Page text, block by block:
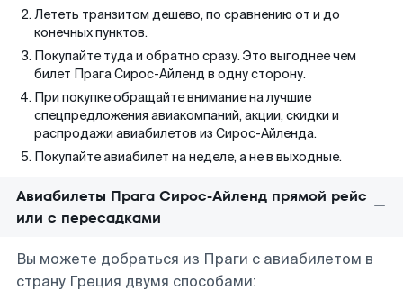
Лететь транзитом дешево, по сравнению от и до
конечных пунктов.
Покупайте туда и обратно сразу. Это выгоднее чем
билет Прага Сирос-Айленд в одну сторону.
При покупке обращайте внимание на лучшие
спецпредложения авиакомпаний, акции, скидки и
распродажи авиабилетов из Сирос-Айленда.
Покупайте авиабилет на неделе, а не в выходные.
Авиабилеты Прага Сирос-Айленд прямой рейс
или с пересадками
Вы можете добраться из Праги с авиабилетом в
страну Греция двумя способами: